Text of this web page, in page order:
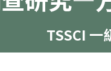
TSSCI 一